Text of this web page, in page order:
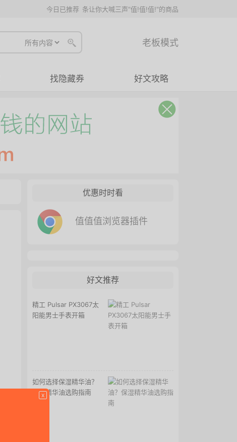
今日已推荐 条让你大喊三声"值!值!值!"的商品
老板模式
找隐藏券 好文攻略
x
优惠时时看
值值值浏览器插件
好文推荐
精工 Pulsar PX3067太
阳能男士手表开箱
如何选择保湿精华油？
保湿精华油选购指南